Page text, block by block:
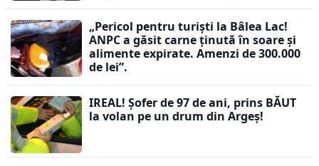
„Pericol pentru turiști la Bâlea Lac!
ANPC a găsit carne ținută în soare și
alimente expirate. Amenzi de 300.000
de lei”.
IREAL! Șofer de 97 de ani, prins BĂUT
la volan pe un drum din Argeș!